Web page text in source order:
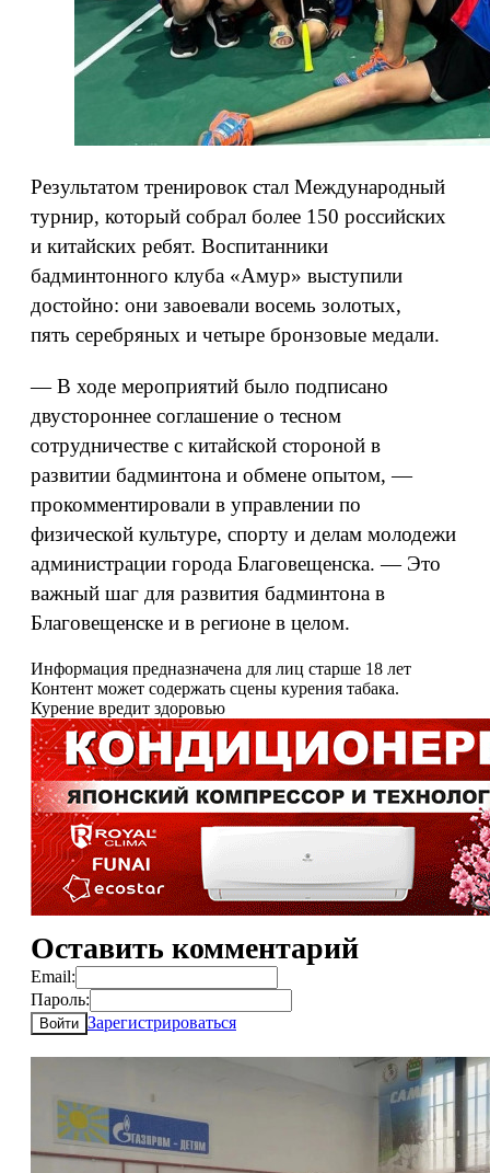
Результатом тренировок стал Международный
турнир, который собрал более 150 российских
и китайских ребят. Воспитанники
бадминтонного клуба «Амур» выступили
достойно: они завоевали восемь золотых,
пять серебряных и четыре бронзовые медали.
— В ходе мероприятий было подписано
двустороннее соглашение о тесном
сотрудничестве с китайской стороной в
развитии бадминтона и обмене опытом, —
прокомментировали в управлении по
физической культуре, спорту и делам молодежи
администрации города Благовещенска. — Это
важный шаг для развития бадминтона в
Благовещенске и в регионе в целом.
Информация предназначена для лиц старше 18 лет
Контент может содержать сцены курения табака.
Курение вредит здоровью
Оставить комментарий
Email:
Пароль:
Войти Зарегистрироваться